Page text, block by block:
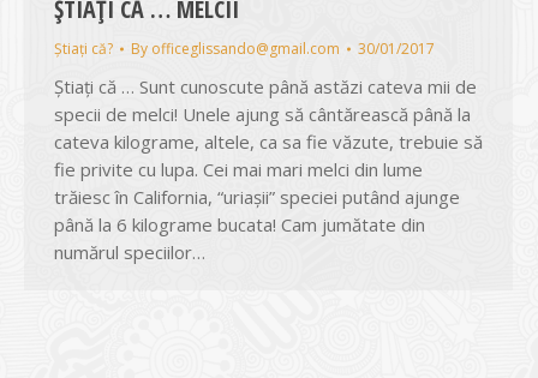
ȘTIAȚI CĂ … MELCII
Știați că? By officeglissando@gmail.com 30/01/2017
Ştiaţi că … Sunt cunoscute până astăzi cateva mii de
specii de melci! Unele ajung să cântărească până la
cateva kilograme, altele, ca sa fie văzute, trebuie să
fie privite cu lupa. Cei mai mari melci din lume
trăiesc în California, “uriașii” speciei putând ajunge
până la 6 kilograme bucata! Cam jumătate din
numărul speciilor…